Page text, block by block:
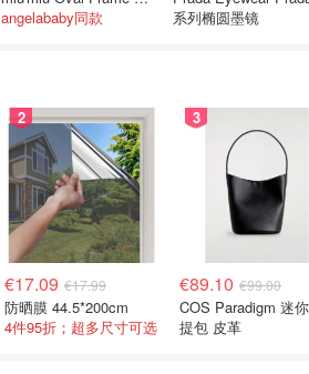
angelababy同款
系列椭圆墨镜
2
€17.09 €17.99
防晒膜 44.5*200cm
4件95折；超多尺寸可选
3
€89.10 €99.00
COS Paradigm 迷
提包 皮革